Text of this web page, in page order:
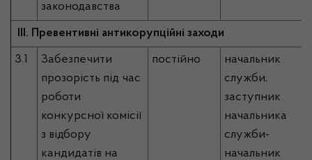
законодавства
ІІІ. Превентивні антикорупційні заходи
3.1
Забезпечити
прозорість під час
роботи
конкурсної комісії
з відбору
кандидатів на
постійно
начальник
служби,
заступник
начальника
служби-
начальник